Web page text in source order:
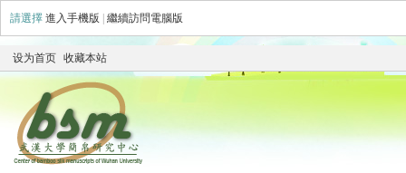
請選擇 進入手機版 繼續訪問電腦版
设为首页 收藏本站